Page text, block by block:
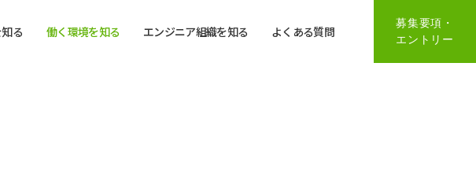
る 働く環境を知る エンジニア組織を知る よくある質問
募集要項・
エントリー